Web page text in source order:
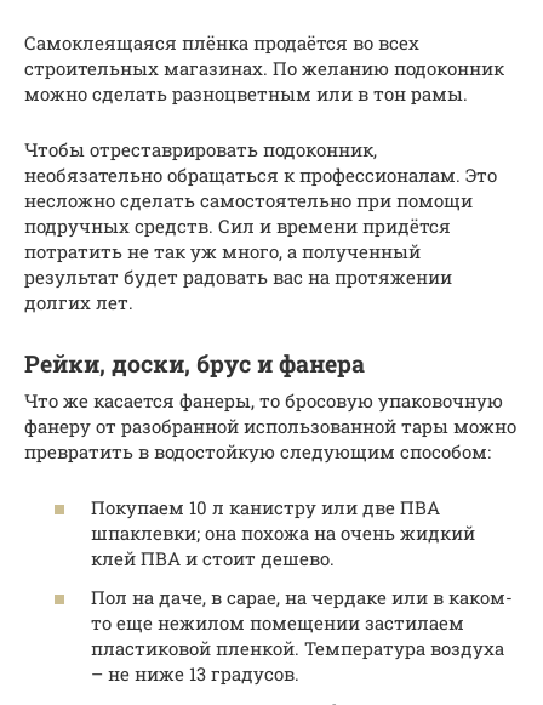
Самоклеящаяся плёнка продаётся во всех
строительных магазинах. По желанию подоконник
можно сделать разноцветным или в тон рамы.
Чтобы отреставрировать подоконник,
необязательно обращаться к профессионалам. Это
несложно сделать самостоятельно при помощи
подручных средств. Сил и времени придётся
потратить не так уж много, а полученный
результат будет радовать вас на протяжении
долгих лет.
Рейки, доски, брус и фанера
Что же касается фанеры, то бросовую упаковочную
фанеру от разобранной использованной тары можно
превратить в водостойкую следующим способом:
Покупаем 10 л канистру или две ПВА
шпаклевки; она похожа на очень жидкий
клей ПВА и стоит дешево.
Пол на даче, в сарае, на чердаке или в каком-
то еще нежилом помещении застилаем
пластиковой пленкой. Температура воздуха
– не ниже 13 градусов.